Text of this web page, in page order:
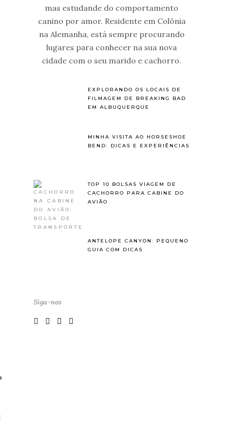
mas estudande do comportamento
canino por amor. Residente em Colônia
na Alemanha, está sempre procurando
lugares para conhecer na sua nova
cidade com o seu marido e cachorro.
EXPLORANDO OS LOCAIS DE
FILMAGEM DE BREAKING BAD
EM ALBUQUERQUE
MINHA VISITA AO HORSESHOE
BEND: DICAS E EXPERIÊNCIAS
TOP 10 BOLSAS VIAGEM DE
CACHORRO PARA CABINE DO
AVIÃO
ANTELOPE CANYON: PEQUENO
GUIA COM DICAS
Siga-nos